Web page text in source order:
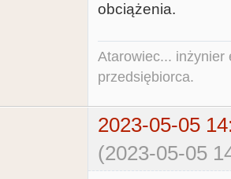
obciążenia.
Atarowiec... inżynier
przedsiębiorca.
2023-05-05
(2023-05-05